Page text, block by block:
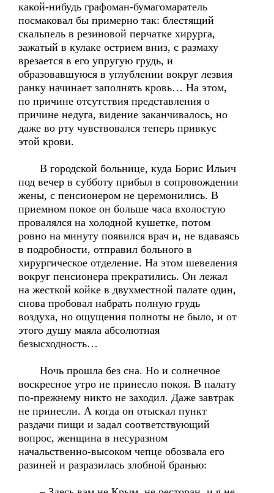
какой-нибудь графоман-бумагомаратель
посмаковал бы примерно так: блестящий
скальпель в резиновой перчатке хирурга,
зажатый в кулаке острием вниз, с размаху
врезается в его упругую грудь, и
образовавшуюся в углублении вокруг лезвия
ранку начинает заполнять кровь… На этом,
по причине отсутствия представления о
причине недуга, видение заканчивалось, но
даже во рту чувствовался теперь привкус
этой крови.
В городской больнице, куда Борис Ильич
под вечер в субботу прибыл в сопровождении
жены, с пенсионером не церемонились. В
приемном покое он больше часа вхолостую
провалялся на холодной кушетке, потом
ровно на минуту появился врач и, не вдаваясь
в подробности, отправил больного в
хирургическое отделение. На этом шевеления
вокруг пенсионера прекратились. Он лежал
на жесткой койке в двухместной палате один,
снова пробовал набрать полную грудь
воздуха, но ощущения полноты не было, и от
этого душу маяла абсолютная
безысходность…
Ночь прошла без сна. Но и солнечное
воскресное утро не принесло покоя. В палату
по-прежнему никто не заходил. Даже завтрак
не принесли. А когда он отыскал пункт
раздачи пищи и задал соответствующий
вопрос, женщина в несуразном
начальственно-высоком чепце обозвала его
разиней и разразилась злобной бранью: